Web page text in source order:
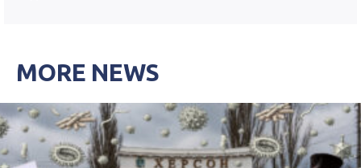
MORE NEWS